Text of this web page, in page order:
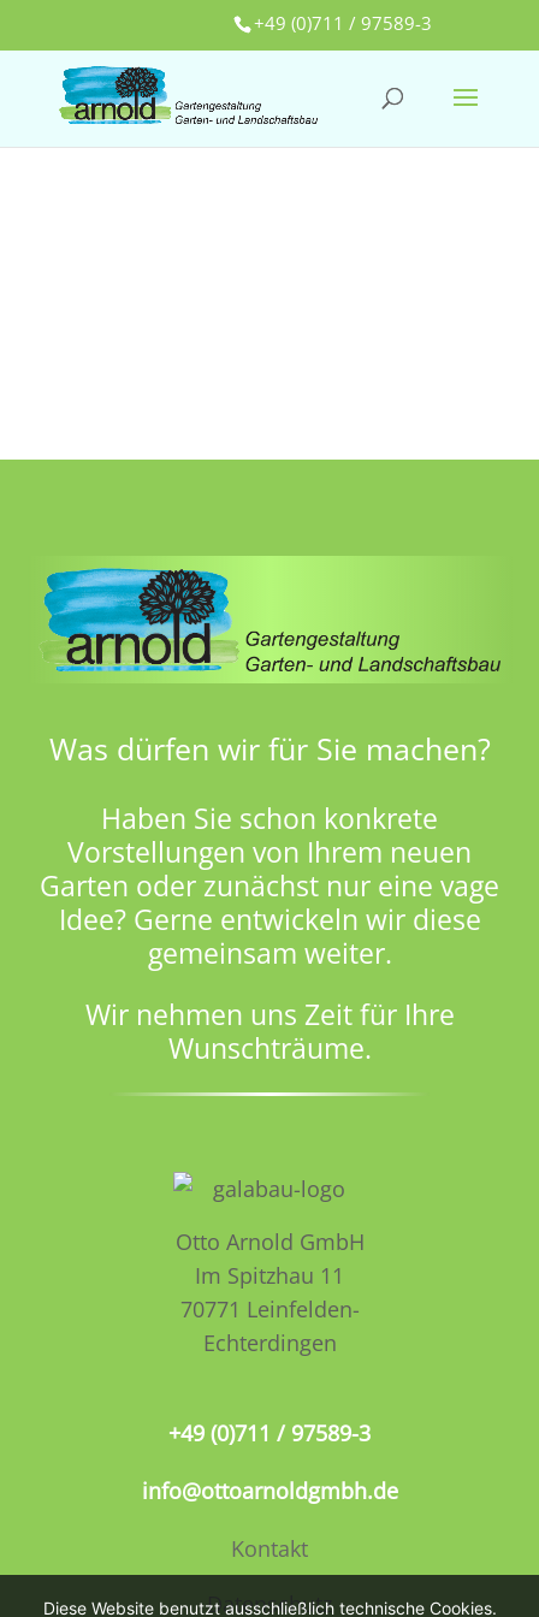
+49 (0)711 / 97589-3
Was dürfen wir für Sie machen?
Haben Sie schon konkrete
Vorstellungen von Ihrem neuen
Garten oder zunächst nur eine vage
Idee? Gerne entwickeln wir diese
gemeinsam weiter.
Wir nehmen uns Zeit für Ihre
Wunschträume.
Otto Arnold GmbH
Im Spitzhau 11
70771 Leinfelden­­
Echterdingen
+49 (0)711 / 97589-3
info@ottoarnoldgmbh.de
Kontakt
Datenschutz
Diese Website benutzt ausschließlich technische Cookies.